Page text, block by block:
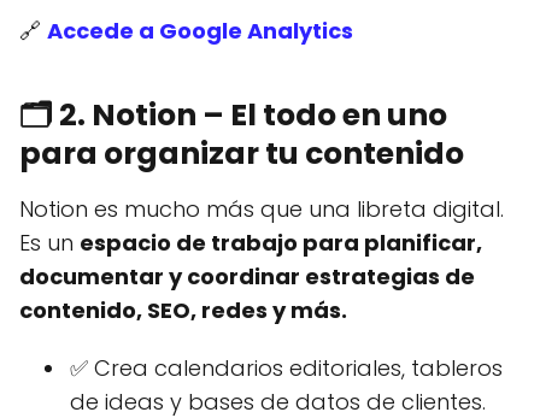
🔗 Accede a Google Analytics
🗂️ 2. Notion – El todo en uno
para organizar tu contenido
Notion es mucho más que una libreta digital.
Es un espacio de trabajo para planificar,
documentar y coordinar estrategias de
contenido, SEO, redes y más.
✅ Crea calendarios editoriales, tableros
de ideas y bases de datos de clientes.